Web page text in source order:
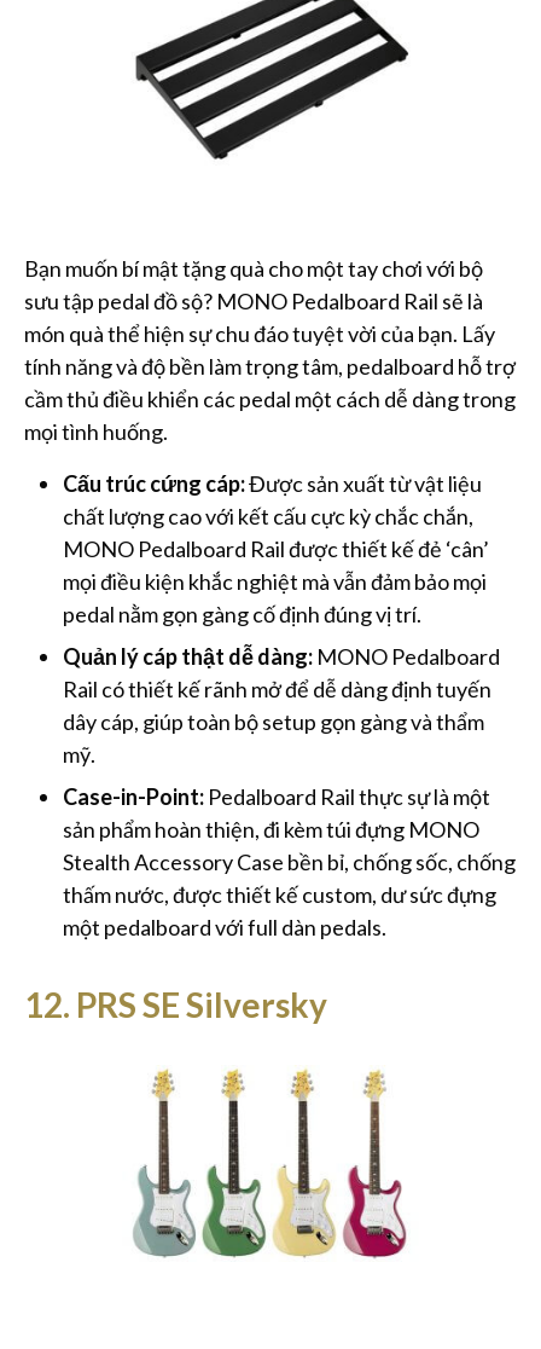
Bạn muốn bí mật tặng quà cho một tay chơi với bộ
sưu tập pedal đồ sộ? MONO Pedalboard Rail sẽ là
món quà thể hiện sự chu đáo tuyệt vời của bạn. Lấy
tính năng và độ bền làm trọng tâm, pedalboard hỗ trợ
cầm thủ điều khiển các pedal một cách dễ dàng trong
mọi tình huống.
Cấu trúc cứng cáp:Được sản xuất từ vật liệu
chất lượng cao với kết cấu cực kỳ chắc chắn,
MONO Pedalboard Rail được thiết kế đẻ ‘cân’
mọi điều kiện khắc nghiệt mà vẫn đảm bảo mọi
pedal nằm gọn gàng cố định đúng vị trí.
Quản lý cáp thật dễ dàng: MONO Pedalboard
Rail có thiết kế rãnh mở để dễ dàng định tuyến
dây cáp, giúp toàn bộ setup gọn gàng và thẩm
mỹ.
Case-in-Point: Pedalboard Rail thực sự là một
sản phẩm hoàn thiện, đi kèm túi đựng MONO
Stealth Accessory Case bền bỉ, chống sốc, chống
thấm nước, được thiết kế custom, dư sức đựng
một pedalboard với full dàn pedals.
12. PRS SE Silversky